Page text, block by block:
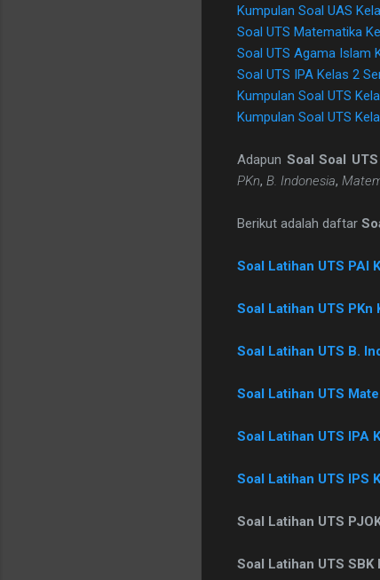
Kumpulan Soal UAS
Soal UTS Matematika
Soal UTS Agama Islam
Soal UTS IPA Kelas 2
Kumpulan Soal UTS
Kumpulan Soal UTS
Adapun Soal Soal
PKn, B. Indonesia,
Berikut adalah daftar
Soal Latihan UTS PAI
Soal Latihan UTS
Soal Latihan UTS B.
Soal Latihan UTS
Soal Latihan UTS IPA
Soal Latihan UTS IPS
Soal Latihan UTS
Soal Latihan UTS